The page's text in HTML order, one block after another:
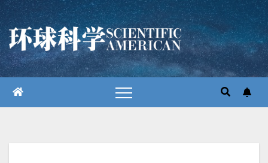
跳
至
内
容